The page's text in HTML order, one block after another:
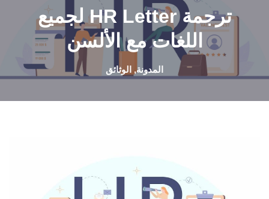
ترجمة HR Letter لجميع
اللغات مع الألسن
المدونة, الوثائق